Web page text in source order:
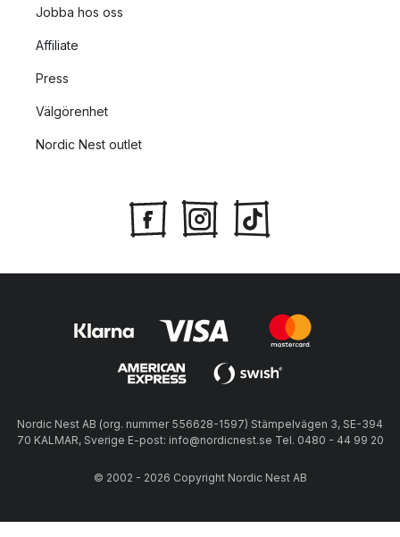
Jobba hos oss
Affiliate
Press
Välgörenhet
Nordic Nest outlet
Nordic Nest AB (org. nummer 556628-1597) Stämpelvägen 3, SE-394
70 KALMAR, Sverige E-post: info@nordicnest.se Tel. 0480 - 44 99 20
© 2002 - 2026 Copyright Nordic Nest AB